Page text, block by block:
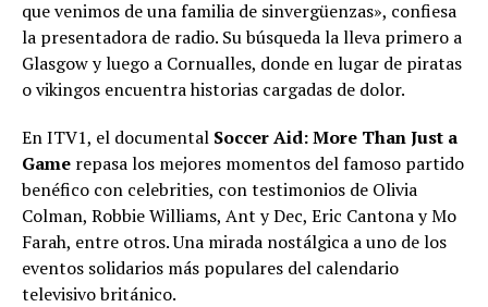
que venimos de una familia de sinvergüenzas», confiesa
la presentadora de radio. Su búsqueda la lleva primero a
Glasgow y luego a Cornualles, donde en lugar de piratas
o vikingos encuentra historias cargadas de dolor.
En ITV1, el documental Soccer Aid: More Than Just a
Game repasa los mejores momentos del famoso partido
benéfico con celebrities, con testimonios de Olivia
Colman, Robbie Williams, Ant y Dec, Eric Cantona y Mo
Farah, entre otros. Una mirada nostálgica a uno de los
eventos solidarios más populares del calendario
televisivo británico.